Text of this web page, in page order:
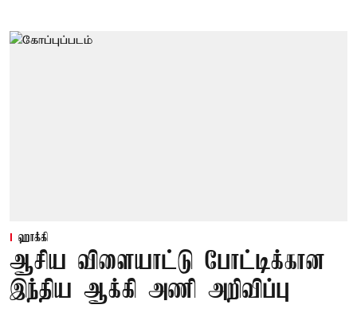
ஹாக்கி
ஆசிய விளையாட்டு போட்டிக்கான
இந்திய ஆக்கி அணி அறிவிப்பு